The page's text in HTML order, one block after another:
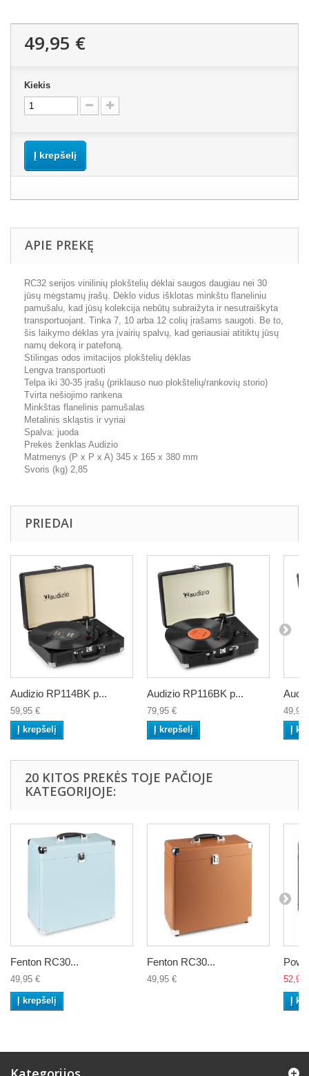
49,95 €
Kiekis
Į krepšelį
APIE PREKĘ
RC32 serijos vinilinių plokštelių dėklai saugos daugiau nei 30
jūsų mėgstamų įrašų. Dėklo vidus išklotas minkštu flaneliniu
pamušalu, kad jūsų kolekcija nebūtų subraižyta ir nesutraiškyta
transportuojant. Tinka 7, 10 arba 12 colių įrašams saugoti. Be to,
šis laikymo dėklas yra įvairių spalvų, kad geriausiai atitiktų jūsų
namų dekorą ir patefoną.
Stilingas odos imitacijos plokštelių dėklas
Lengva transportuoti
Telpa iki 30-35 įrašų (priklauso nuo plokštelių/rankovių storio)
Tvirta nešiojimo rankena
Minkštas flanelinis pamušalas
Metalinis skląstis ir vyriai
Spalva: juoda
Prekės ženklas Audizio
Matmenys (P x P x A) 345 x 165 x 380 mm
Svoris (kg) 2,85
PRIEDAI
Audizio RP114BK p...
59,95 €
Į krepšelį
Audizio RP116BK p...
79,95 €
Į krepšelį
49,95
Į
20 KITOS PREKĖS TOJE PAČIOJE
KATEGORIJOJE:
Fenton RC30...
49,95 €
Į krepšelį
Fenton RC30...
49,95 € 52,95
Į